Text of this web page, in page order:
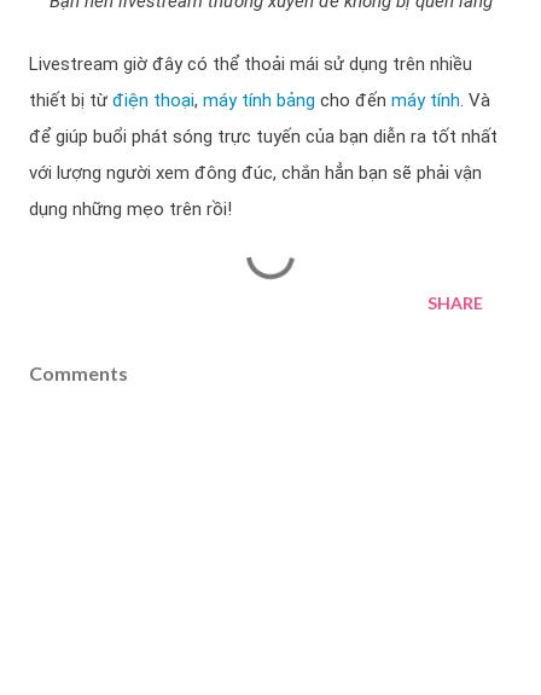
Livestream giờ đây có thể thoải mái sử dụng trên nhiều
thiết bị từ điện thoại, máy tính bảng cho đến máy tính. Và
để giúp buổi phát sóng trực tuyến của bạn diễn ra tốt nhất
với lượng người xem đông đúc, chắn hẳn bạn sẽ phải vận
dụng những mẹo trên rồi!
SHARE
Comments